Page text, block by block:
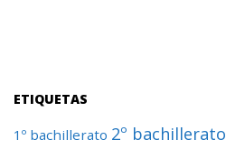
ETIQUETAS
1º bachillerato 2º bachillerato